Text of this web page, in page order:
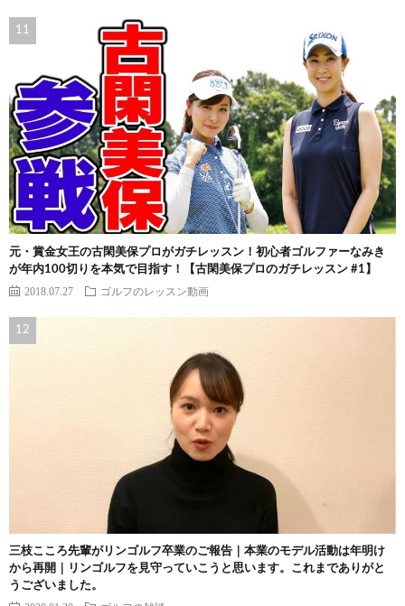
元・賞金女王の古閑美保プロがガチレッスン！初心者ゴルファーなみき
が年内100切りを本気で目指す！【古閑美保プロのガチレッスン #1】
2018.07.27 ゴルフのレッスン動画
三枝こころ先輩がリンゴルフ卒業のご報告｜本業のモデル活動は年明け
から再開｜リンゴルフを見守っていこうと思います。これまでありがと
うございました。